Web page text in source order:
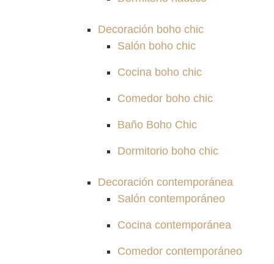
Decoración boho chic
Salón boho chic
Cocina boho chic
Comedor boho chic
Baño Boho Chic
Dormitorio boho chic
Decoración contemporánea
Salón contemporáneo
Cocina contemporánea
Comedor contemporáneo